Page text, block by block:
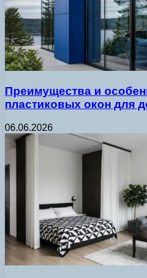
Преимущества и
пластиковых окон для
06.06.2026